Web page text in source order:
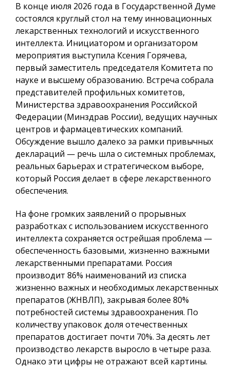
В конце июля 2026 года в Государственной Думе
состоялся круглый стол на тему инновационных
лекарственных технологий и искусственного
интеллекта. Инициатором и организатором
мероприятия выступила Ксения Горячева,
первый заместитель председателя Комитета по
науке и высшему образованию. Встреча собрала
представителей профильных комитетов,
Министерства здравоохранения Российской
Федерации (Минздрав России), ведущих научных
центров и фармацевтических компаний.
Обсуждение вышло далеко за рамки привычных
деклараций — речь шла о системных проблемах,
реальных барьерах и стратегическом выборе,
который Россия делает в сфере лекарственного
обеспечения.
На фоне громких заявлений о прорывных
разработках с использованием искусственного
интеллекта сохраняется острейшая проблема —
обеспеченность базовыми, жизненно важными
лекарственными препаратами. Россия
производит 86% наименований из списка
жизненно важных и необходимых лекарственных
препаратов (ЖНВЛП), закрывая более 80%
потребностей системы здравоохранения. По
количеству упаковок доля отечественных
препаратов достигает почти 70%. За десять лет
производство лекарств выросло в четыре раза.
Однако эти цифры не отражают всей картины.